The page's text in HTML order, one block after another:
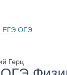
ЕГЭ ОГЭ
Герц